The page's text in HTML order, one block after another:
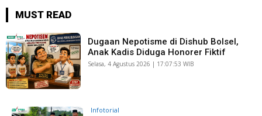
MUST READ
Dugaan Nepotisme di Dishub Bolsel,
Anak Kadis Diduga Honorer Fiktif
Selasa, 4 Agustus 2026 | 17:07:53 WIB
Infotorial